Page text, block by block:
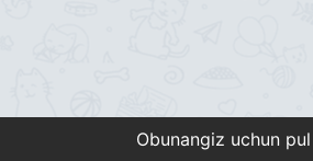
Obunangiz uchun